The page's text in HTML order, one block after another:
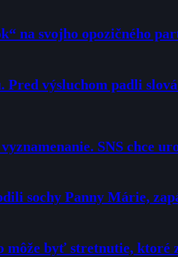
na svojho opozičného
výsluchom padli
SNS chce
sochy Panny Márie,
môže byť stretnutie, ktoré